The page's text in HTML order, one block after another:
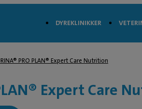
DYREKLINIKKER
PRO PLAN® Expert Care Nutrition
Expert Care